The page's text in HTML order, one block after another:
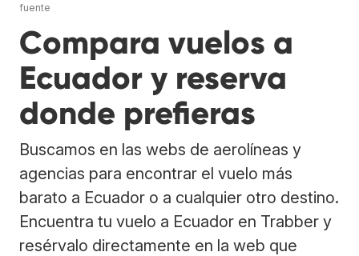
fuente
Compara vuelos a
Ecuador y reserva
donde prefieras
Buscamos en las webs de aerolíneas y
agencias para encontrar el vuelo más
barato a Ecuador o a cualquier otro destino.
Encuentra tu vuelo a Ecuador en Trabber y
resérvalo directamente en la web que